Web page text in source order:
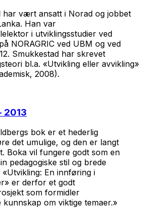
har vært ansatt i Norad og jobbet
Han var
i utviklingsstudier ved
NORAGRIC ved UBM og ved
Smukkestad har skrevet
bl.a. «Utvikling eller avvikling»
2008).
2013
bok er et hederlig
det umulige, og den er langt
Boka vil fungere godt som en
pedagogiske stil og brede
En innføring i
er derfor et godt
som formidler
kunnskap om viktige temaer.»